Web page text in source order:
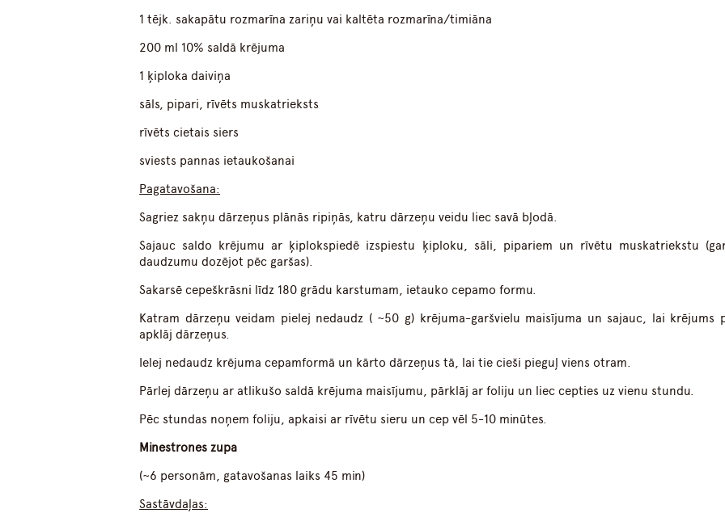
1 tējk. sakapātu rozmarīna zariņu vai kaltēta rozmarīna/timiāna
200 ml 10% saldā krējuma
1 ķiploka daiviņa
sāls, pipari, rīvēts muskatrieksts
rīvēts cietais siers
sviests pannas ietaukošanai
Pagatavošana:
Sagriez sakņu dārzeņus plānās ripiņās, katru dārzeņu veidu liec savā bļodā.
Sajauc saldo krējumu ar ķiplokspiedē izspiestu ķiploku, sāli, pipariem un rīvētu muskatriekstu
daudzumu dozējot pēc garšas).
Sakarsē cepeškrāsni līdz 180 grādu karstumam, ietauko cepamo formu.
Katram dārzeņu veidam pielej nedaudz ( ~50 g) krējuma-garšvielu maisījuma un sajauc, lai krējums
apklāj dārzeņus.
Ielej nedaudz krējuma cepamformā un kārto dārzeņus tā, lai tie cieši pieguļ viens otram.
Pārlej dārzeņu ar atlikušo saldā krējuma maisījumu, pārklāj ar foliju un liec cepties uz vienu stundu.
Pēc stundas noņem foliju, apkaisi ar rīvētu sieru un cep vēl 5-10 minūtes.
Minestrones zupa
(~6 personām, gatavošanas laiks 45 min)
Sastāvdaļas: